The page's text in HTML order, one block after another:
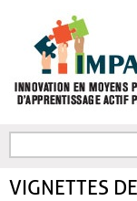
FORMULAIRE DE
VIGNETTES